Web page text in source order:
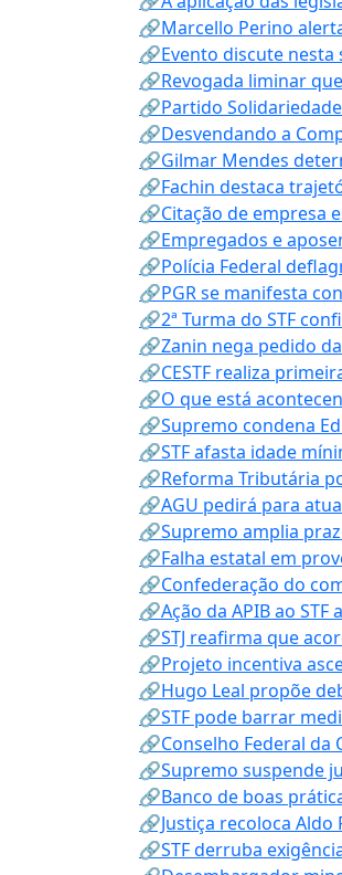
🔗Marcello Perino
🔗Evento discute
🔗Revogada liminar
🔗Partido
🔗Desvendando a
🔗Gilmar Mendes
🔗Fachin destaca
🔗Citação de empresa
🔗Empregados e
🔗Polícia Federal
🔗PGR se manifesta
🔗2ª Turma do STF
🔗Zanin nega pedido
🔗CESTF realiza
🔗O que está
🔗Supremo condena
🔗STF afasta idade
🔗Reforma Tributária
🔗AGU pedirá para
🔗Supremo amplia
🔗Falha estatal em
🔗Confederação do
🔗Ação da APIB ao
🔗STJ reafirma que
🔗Projeto incentiva
🔗Hugo Leal propõe
🔗STF pode barrar
🔗Conselho Federal da
🔗Supremo suspende
🔗Banco de boas
🔗Justiça recoloca
🔗STF derruba